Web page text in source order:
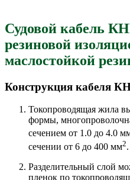
Судовой кабель
резиновой
маслостойкой
Конструкция кабеля
Токопроводящая жила
формы,
сечением от 1.0 до 4.0
сечении от 6 до 400 мм2.
Разделительный слой
пленок по